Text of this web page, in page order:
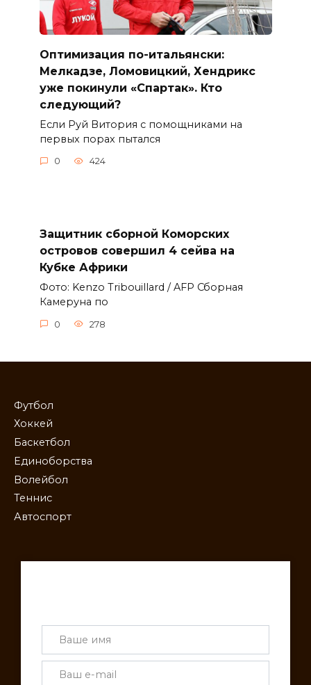
Оптимизация по-итальянски:
Мелкадзе, Ломовицкий, Хендрикс
уже покинули «Спартак». Кто
следующий?
Если Руй Витория с помощниками на
первых порах пытался
0 424
Защитник сборной Коморских
островов совершил 4 сейва на
Кубке Африки
Фото: Kenzo Tribouillard / AFP Сборная
Камеруна по
0 278
Футбол
Хоккей
Баскетбол
Единоборства
Волейбол
Теннис
Автоспорт